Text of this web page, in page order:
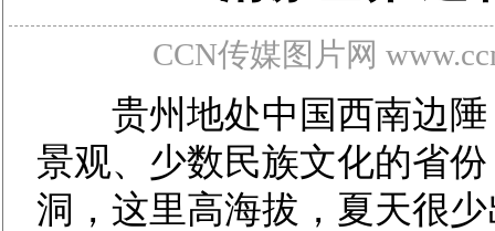
CCN传媒图片网
贵州地处中国西南边陲
景观、少数民族文化的省
洞，这里高海拔，夏天很